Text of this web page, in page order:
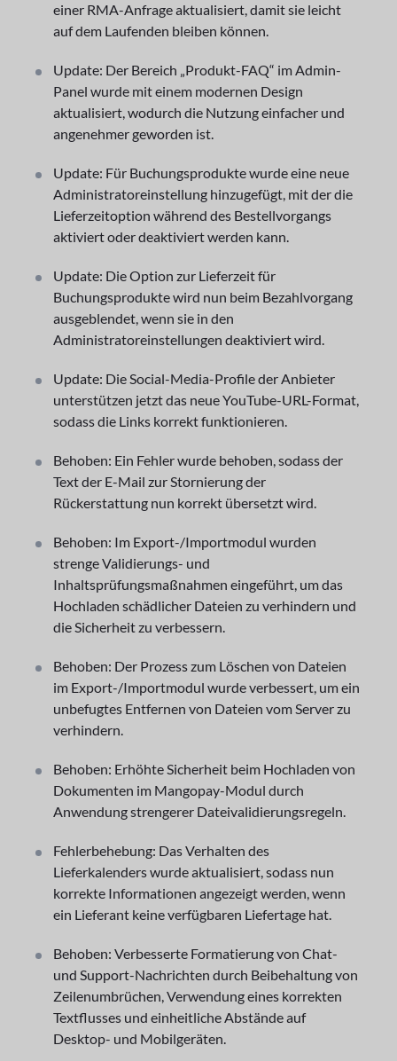
einer RMA-Anfrage aktualisiert, damit sie leicht
auf dem Laufenden bleiben können.
Update: Der Bereich „Produkt-FAQ“ im Admin-
Panel wurde mit einem modernen Design
aktualisiert, wodurch die Nutzung einfacher und
angenehmer geworden ist.
Update: Für Buchungsprodukte wurde eine neue
Administratoreinstellung hinzugefügt, mit der die
Lieferzeitoption während des Bestellvorgangs
aktiviert oder deaktiviert werden kann.
Update: Die Option zur Lieferzeit für
Buchungsprodukte wird nun beim Bezahlvorgang
ausgeblendet, wenn sie in den
Administratoreinstellungen deaktiviert wird.
Update: Die Social-Media-Profile der Anbieter
unterstützen jetzt das neue YouTube-URL-Format,
sodass die Links korrekt funktionieren.
Behoben: Ein Fehler wurde behoben, sodass der
Text der E-Mail zur Stornierung der
Rückerstattung nun korrekt übersetzt wird.
Behoben: Im Export-/Importmodul wurden
strenge Validierungs- und
Inhaltsprüfungsmaßnahmen eingeführt, um das
Hochladen schädlicher Dateien zu verhindern und
die Sicherheit zu verbessern.
Behoben: Der Prozess zum Löschen von Dateien
im Export-/Importmodul wurde verbessert, um ein
unbefugtes Entfernen von Dateien vom Server zu
verhindern.
Behoben: Erhöhte Sicherheit beim Hochladen von
Dokumenten im Mangopay-Modul durch
Anwendung strengerer Dateivalidierungsregeln.
Fehlerbehebung: Das Verhalten des
Lieferkalenders wurde aktualisiert, sodass nun
korrekte Informationen angezeigt werden, wenn
ein Lieferant keine verfügbaren Liefertage hat.
Behoben: Verbesserte Formatierung von Chat-
und Support-Nachrichten durch Beibehaltung von
Zeilenumbrüchen, Verwendung eines korrekten
Textflusses und einheitliche Abstände auf
Desktop- und Mobilgeräten.